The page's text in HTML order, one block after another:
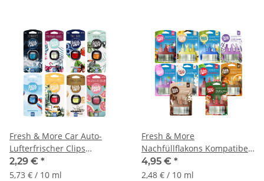
Fresh & More Car Auto-
Lufterfrischer Clips
Duftauswahl (1er Pack) 4ml
2,29 € *
5,73 € / 10 ml
Fresh & More
Nachfüllflakons Kompatibel
Mit 3Volution Duftstecker
20ml
4,95 € *
2,48 € / 10 ml